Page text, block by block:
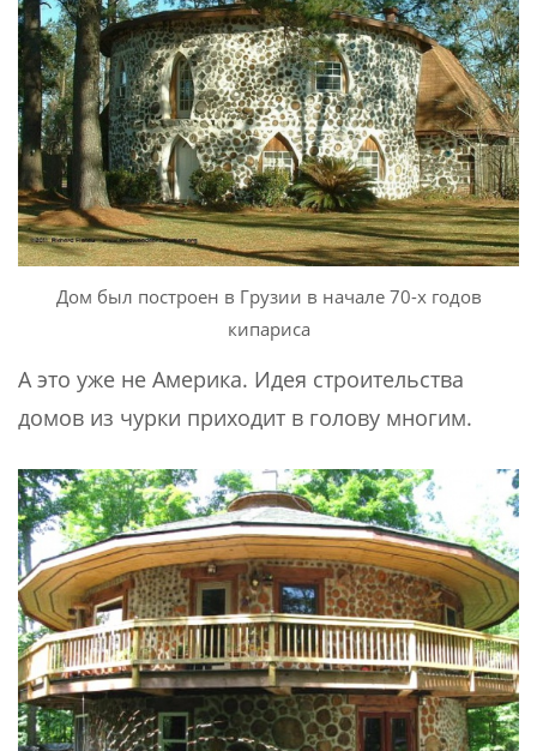
Дом был построен в Грузии в начале 70-х годов
кипариса
А это уже не Америка. Идея строительства
домов из чурки приходит в голову многим.